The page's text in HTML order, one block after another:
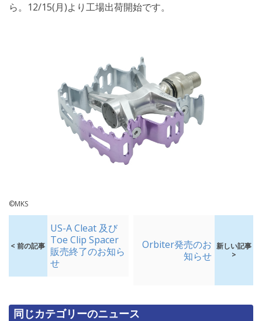
ら。12/15(月)より工場出荷開始です。
©MKS
< 前の記事
US-A Cleat 及び
Toe Clip Spacer
販売終了のお知ら
せ
Orbiter発売のお
知らせ
新しい記事
>
同じカテゴリーのニュース